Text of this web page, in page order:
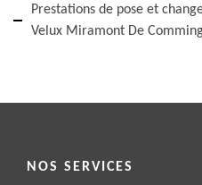
Prestations de pose et
Velux Miramont De
NOS SERVICES